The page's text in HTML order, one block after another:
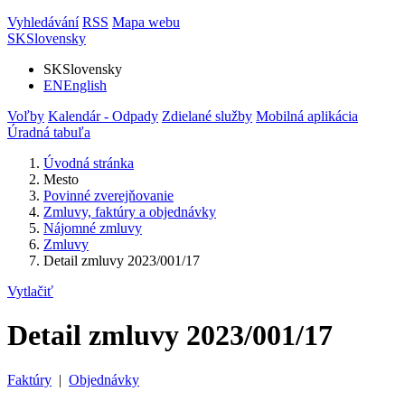
Vyhledávání RSS Mapa webu
SKSlovensky
SKSlovensky
ENEnglish
Voľby Kalendár - Odpady Zdielané služby Mobilná aplikácia
Úradná tabuľa
Úvodná stránka
Mesto
Povinné zverejňovanie
Zmluvy, faktúry a objednávky
Nájomné zmluvy
Zmluvy
Detail zmluvy 2023/001/17
Vytlačiť
Detail zmluvy 2023/001/17
Faktúry | Objednávky